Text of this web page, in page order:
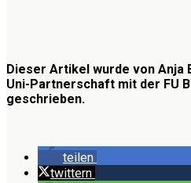
Dieser Artikel wurde von Anja
Uni-Partnerschaft mit der FU
geschrieben.
teilen
twittern